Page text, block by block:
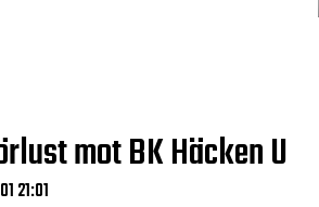
mot BK Häcken U
21:01